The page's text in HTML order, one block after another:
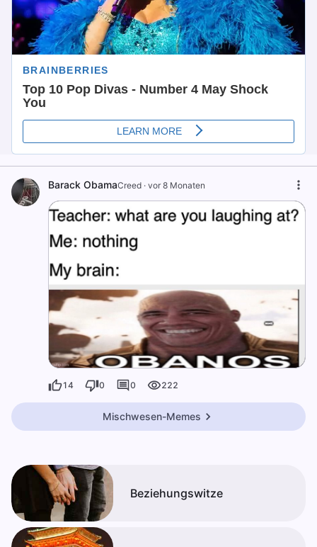
Barack ObamaCreed · vor 8 Monaten
14 0 0 222
Mischwesen-Memes
Beziehungswitze